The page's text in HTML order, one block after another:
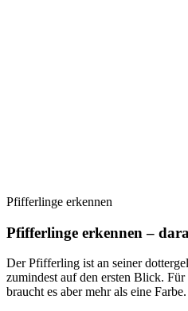
Pfifferlinge erkennen
Pfifferlinge erkennen –
Der Pfifferling ist an seiner
zumindest auf den ersten Blick.
braucht es aber mehr als eine Farbe.